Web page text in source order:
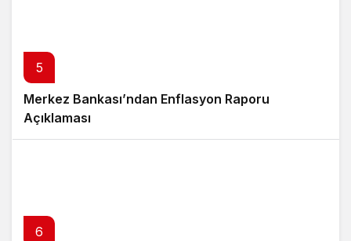
5
Merkez Bankası’ndan Enflasyon Raporu
Açıklaması
6